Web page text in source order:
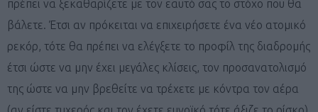
πρέπει να ξεκαθαρίζετε με τον εαυτό σας το στόχο που θα
βάλετε. Έτσι αν πρόκειται να επιχειρήσετε ένα νέο ατομικό
ρεκόρ, τότε θα πρέπει να ελέγξετε το προφίλ της διαδρομής
έτσι ώστε να μην έχει μεγάλες κλίσεις, τον προσανατολισμό
της ώστε να μην βρεθείτε να τρέχετε με κόντρα τον αέρα